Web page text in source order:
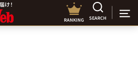
RANKING SEARCH